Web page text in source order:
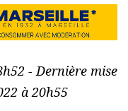
- Dernière mise
à 20h55